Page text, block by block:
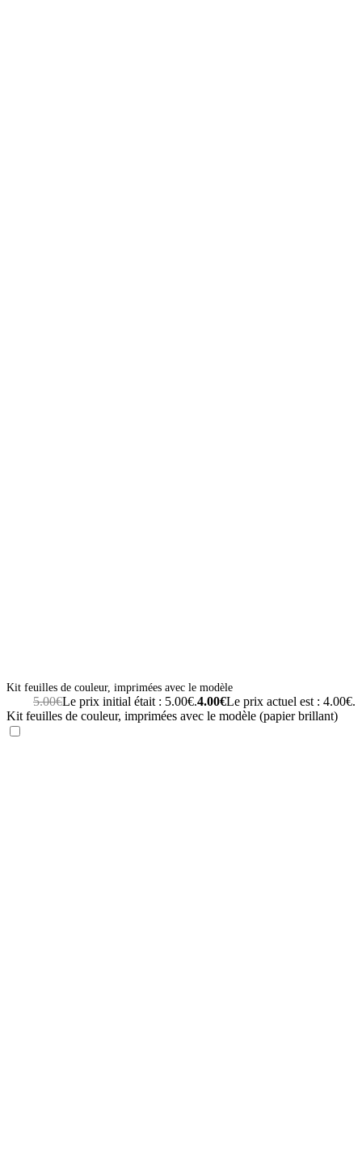
Kit feuilles de couleur, imprimées avec le modèle
5.00€Le prix initial était : 5.00€.4.00€Le prix actuel est : 4.00€.
Kit feuilles de couleur, imprimées avec le modèle (papier brillant)